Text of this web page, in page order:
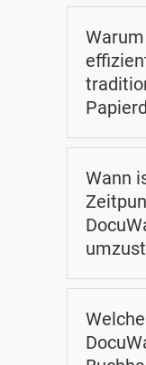
Kosten
Wann